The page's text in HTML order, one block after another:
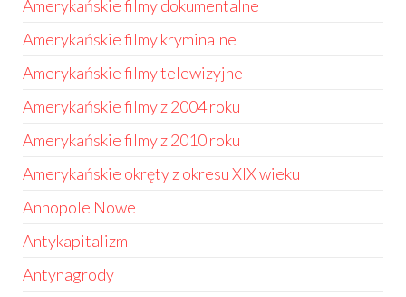
Amerykańskie filmy dokumentalne
Amerykańskie filmy kryminalne
Amerykańskie filmy telewizyjne
Amerykańskie filmy z 2004 roku
Amerykańskie filmy z 2010 roku
Amerykańskie okręty z okresu XIX wieku
Annopole Nowe
Antykapitalizm
Antynagrody